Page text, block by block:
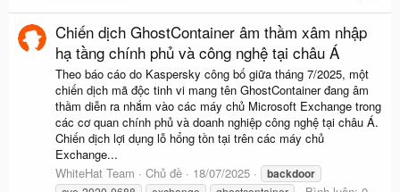
Chiến dịch GhostContainer âm thầm xâm nhập
hạ tầng chính phủ và công nghệ tại châu Á
Theo báo cáo do Kaspersky công bố giữa tháng 7/2025, một
chiến dịch mã độc tinh vi mang tên GhostContainer đang âm
thầm diễn ra nhắm vào các máy chủ Microsoft Exchange trong
các cơ quan chính phủ và doanh nghiệp công nghệ tại châu Á.
Chiến dịch lợi dụng lỗ hổng tồn tại trên các máy chủ
Exchange...
WhiteHat Team
Chủ đề 18/07/2025 backdoor